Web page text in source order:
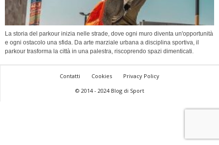
La storia del parkour inizia nelle strade, dove ogni muro diventa un'opportunità
e ogni ostacolo una sfida. Da arte marziale urbana a disciplina sportiva, il
parkour trasforma la città in una palestra, riscoprendo spazi dimenticati.
Contatti Cookies
Privacy Policy
© 2014 - 2024 Blog di Sport